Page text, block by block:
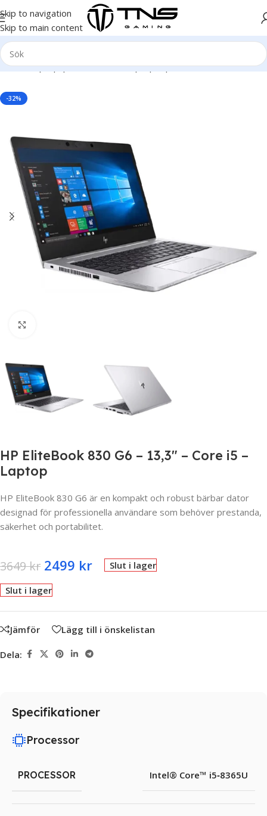
Skip to navigation
Skip to main content
Hem/Laptop | Bärbar dator/Laptop/Hp
-32%
HP EliteBook 830 G6 – 13,3″ – Core i5 –
Laptop
HP EliteBook 830 G6 är en kompakt och robust bärbar dator
designad för professionella användare som behöver prestanda,
säkerhet och portabilitet.
3649kr 2499 kr Slut i lager
Slut i lager
Jämför Lägg till i önskelistan
Dela:
Specifikationer
Processor
PROCESSOR Intel® Core™ i5‑8365U